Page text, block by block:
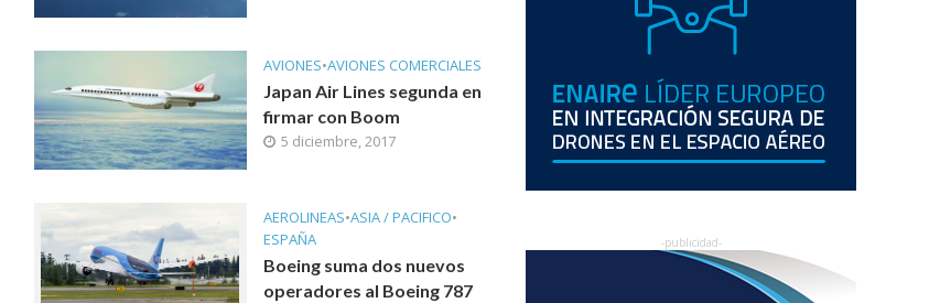
AVIONES•AVIONES COMERCIALES
Japan Air Lines segunda en
firmar con Boom
5 diciembre, 2017
AEROLINEAS•ASIA / PACIFICO•
ESPAÑA
Boeing suma dos nuevos
operadores al Boeing 787